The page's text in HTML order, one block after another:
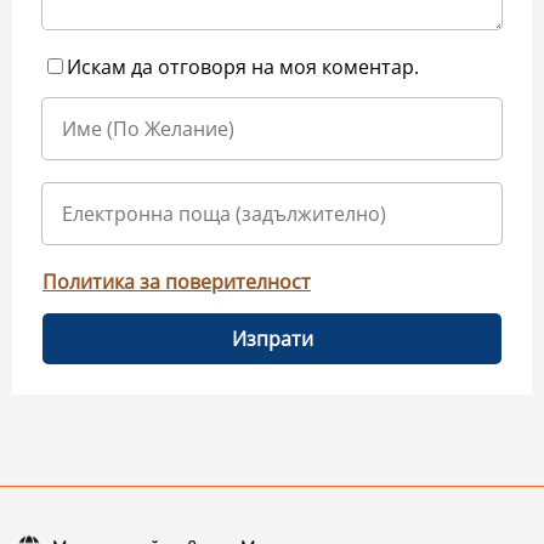
Искам да отговоря на моя коментар.
Политика за поверителност
Изпрати